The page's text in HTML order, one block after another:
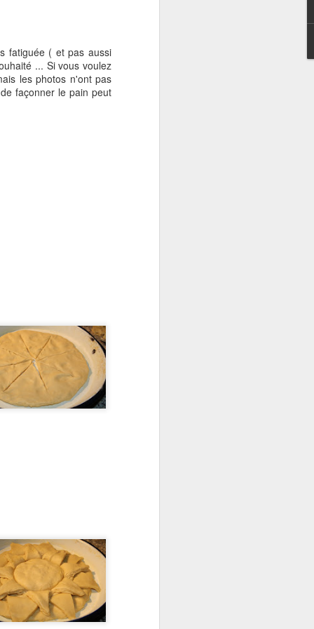
fatiguée ( et pas aussi
... Si vous voulez
les photos n'ont pas
façonner le pain peut
cette salade
APR
26
Dalgona, le Café
Fouetté Coréen
Cela fait déjà un moment que je
vois un peu partout cette boisson
au café, nommée Dalgona (en
référence à un caramel
réseaux sociaux.